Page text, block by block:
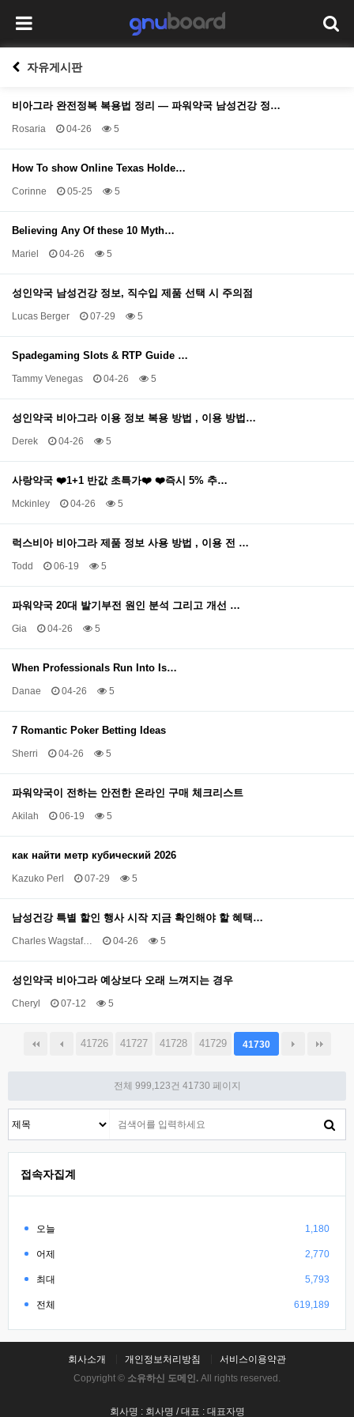
자유게시판
비아그라 완전정복 복용법 정리 — 파워약국 남성건강 정…
Rosaria 04-26 5
How To show Online Texas Holde…
Corinne 05-25 5
Believing Any Of these 10 Myth…
Mariel 04-26 5
성인약국 남성건강 정보, 직수입 제품 선택 시 주의점
Lucas Berger 07-29 5
Spadegaming Slots & RTP Guide …
Tammy Venegas 04-26 5
성인약국 비아그라 이용 정보 복용 방법 , 이용 방법…
Derek 04-26 5
사랑약국 ❤️1+1 반값 초특가❤️ ❤️즉시 5% 추…
Mckinley 04-26 5
럭스비아 비아그라 제품 정보 사용 방법 , 이용 전 …
Todd 06-19 5
파워약국 20대 발기부전 원인 분석 그리고 개선 …
Gia 04-26 5
When Professionals Run Into Is…
Danae 04-26 5
7 Romantic Poker Betting Ideas
Sherri 04-26 5
파워약국이 전하는 안전한 온라인 구매 체크리스트
Akilah 06-19 5
как найти метр кубический 2026
Kazuko Perl 07-29 5
남성건강 특별 할인 행사 시작 지금 확인해야 할 혜택…
Charles Wagstaf… 04-26 5
성인약국 비아그라 예상보다 오래 느껴지는 경우
Cheryl 07-12 5
41726 41727 41728 41729 41730
전체 999,123건 41730 페이지
접속자집계
오늘 1,180
어제 2,770
최대 5,793
전체 619,189
회사소개 개인정보처리방침
서비스이용약관
Copyright © 소유하신 도메인. All rights reserved.
회사명 : 회사명 / 대표 : 대표자명